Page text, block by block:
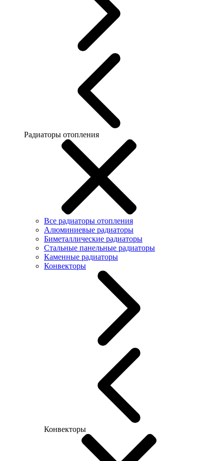
Радиаторы отопления
Все радиаторы отопления
Алюминиевые радиаторы
Биметаллические радиаторы
Стальные панельные радиаторы
Каменные радиаторы
Конвекторы
Конвекторы